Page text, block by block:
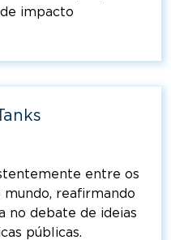
impacto
entre os
mundo, reafirmando
no debate de ideias
públicas.